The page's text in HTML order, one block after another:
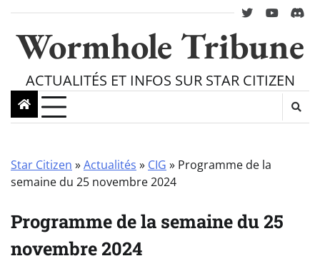
content
twitteryoutube
Wormhole Tribune
ACTUALITÉS ET INFOS SUR STAR CITIZEN
Star Citizen »Actualités » CIG » Programme de la
semaine du 25 novembre 2024
Programme de la semaine du 25
novembre 2024